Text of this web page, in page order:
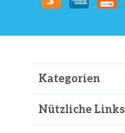
Kategorien
Nützliche Links